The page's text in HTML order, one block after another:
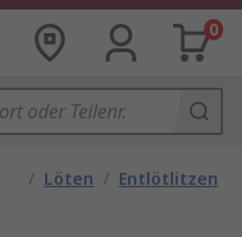
0
/ Löten / Entlötlitzen